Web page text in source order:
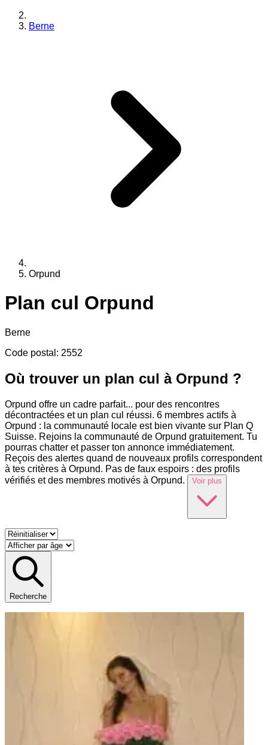
Berne
Orpund
Plan cul Orpund
Berne
Code postal : 2552
Où trouver un plan cul à Orpund ?
Orpund offre un cadre parfait... pour des rencontres
décontractées et un plan cul réussi. 6 membres actifs à
Orpund : la communauté locale est bien vivante sur Plan Q
Suisse. Rejoins la communauté de Orpund gratuitement. Tu
pourras chatter et passer ton annonce immédiatement.
Reçois des alertes quand de nouveaux profils correspondent
à tes critères à Orpund. Pas de faux espoirs : des profils
vérifiés et des membres motivés à Orpund.
Voir plus
Recherche